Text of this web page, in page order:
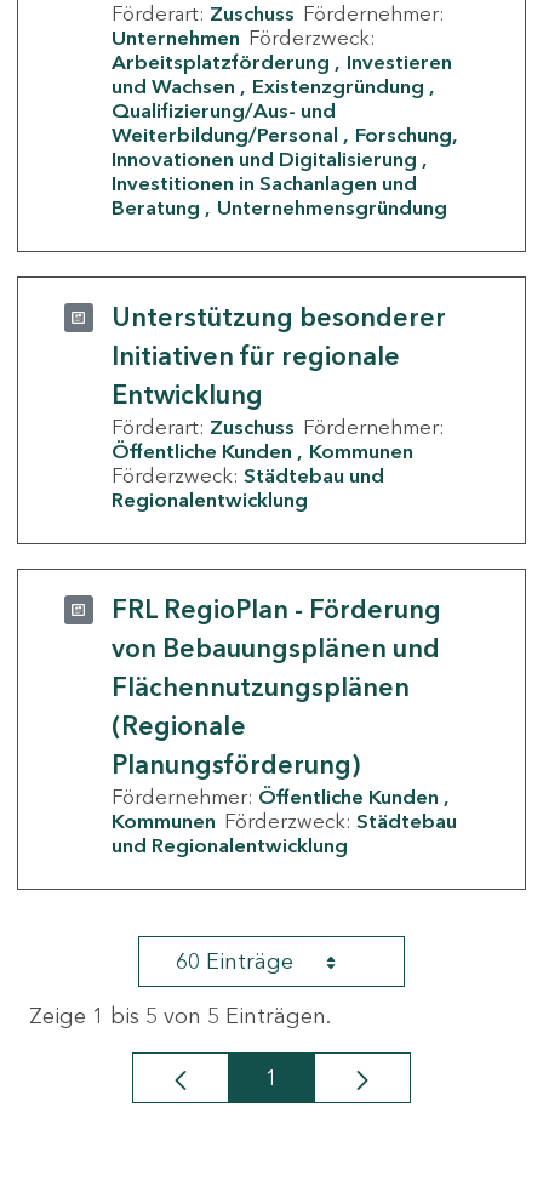
Förderart: Zuschuss Fördernehmer:
Unternehmen Förderzweck:
Arbeitsplatzförderung
Investieren
und Wachsen
Existenzgründung
Qualifizierung/Aus- und
Weiterbildung/Personal
Forschung,
Innovationen und Digitalisierung
Investitionen in Sachanlagen und
Beratung
Unternehmensgründung
Unterstützung besonderer
Initiativen für regionale
Entwicklung
Förderart: Zuschuss Fördernehmer:
Öffentliche Kunden
Kommunen
Förderzweck: Städtebau und
Regionalentwicklung
FRL RegioPlan - Förderung
von Bebauungsplänen und
Flächennutzungsplänen
(Regionale
Planungsförderung)
Fördernehmer: Öffentliche Kunden
Kommunen Förderzweck: Städtebau
und Regionalentwicklung
60 Einträge
Zeige 1 bis 5 von 5 Einträgen.
Seite
1